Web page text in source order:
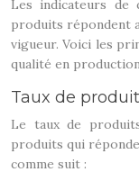
Les indicateurs de
produits répondent
vigueur. Voici les
qualité en
Taux de
Le taux de
produits qui
comme suit :